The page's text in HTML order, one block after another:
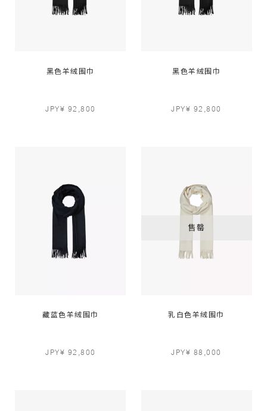
黑色羊绒围巾
JPY¥ 92,800
黑色羊绒围巾
JPY¥ 92,800
藏蓝色羊绒围巾
JPY¥ 92,800
售罄
乳白色羊绒围巾
JPY¥ 88,000